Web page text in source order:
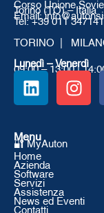
Corso Unione
Torino (TO) – Italia
Email:
Tel: +39 011
TORINO |
Lunedì – Venerdì
09:00 – 13:00 |
Menu
🔐 MyAuton
Home
Azienda
Software
Servizi
Assistenza
News ed Eventi
Contatti